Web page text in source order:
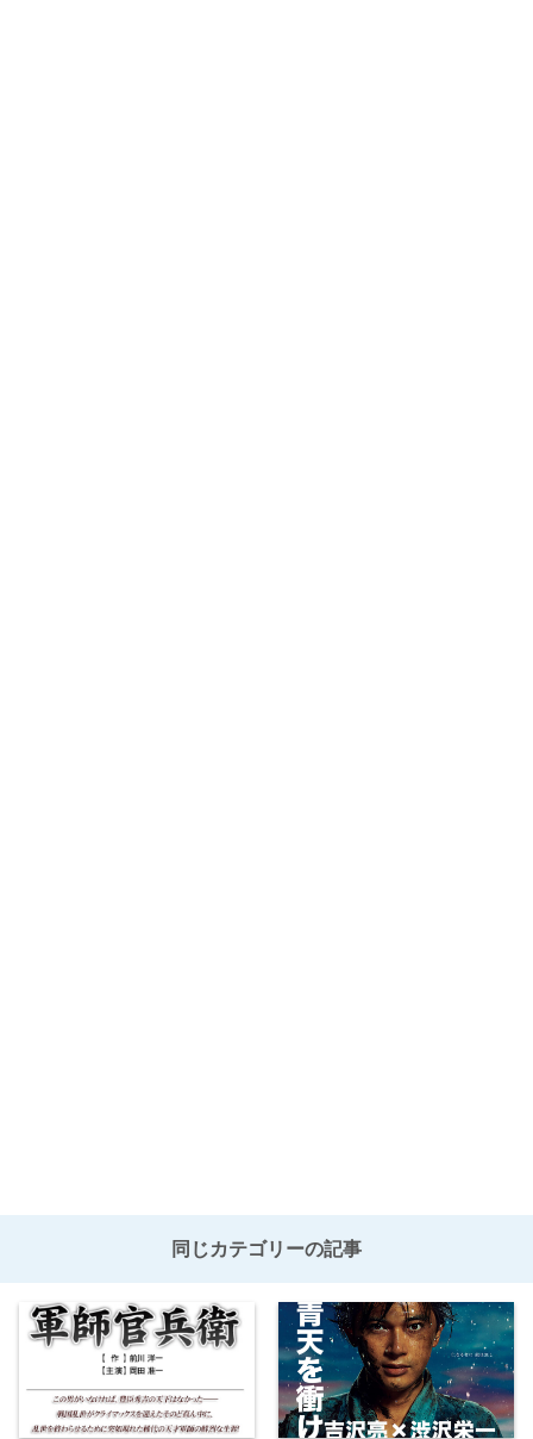
同じカテゴリーの記事